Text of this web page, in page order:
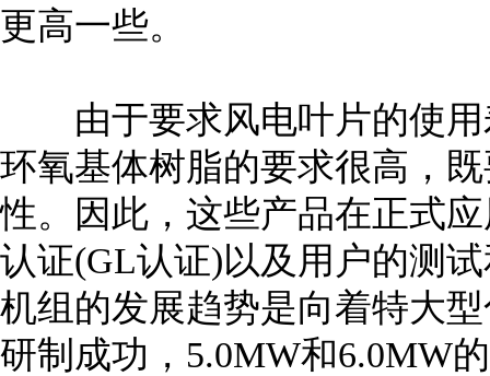
更高一些。
由于要求风电叶片的使用
环氧基体树脂的要求很高，
性。因此，这些产品在正式
认证(GL认证)以及用户的测
机组的发展趋势是向着特大
研制成功，5.0MW和6.0MW